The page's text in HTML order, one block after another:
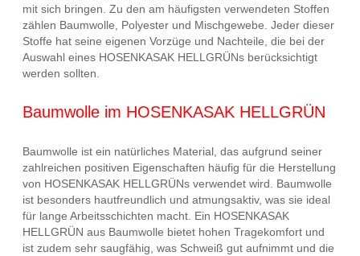
mit sich bringen. Zu den am häufigsten verwendeten Stoffen
zählen Baumwolle, Polyester und Mischgewebe. Jeder dieser
Stoffe hat seine eigenen Vorzüge und Nachteile, die bei der
Auswahl eines HOSENKASAK HELLGRÜNs berücksichtigt
werden sollten.
Baumwolle im HOSENKASAK HELLGRÜN
Baumwolle ist ein natürliches Material, das aufgrund seiner
zahlreichen positiven Eigenschaften häufig für die Herstellung
von HOSENKASAK HELLGRÜNs verwendet wird. Baumwolle
ist besonders hautfreundlich und atmungsaktiv, was sie ideal
für lange Arbeitsschichten macht. Ein HOSENKASAK
HELLGRÜN aus Baumwolle bietet hohen Tragekomfort und
ist zudem sehr saugfähig, was Schweiß gut aufnimmt und die